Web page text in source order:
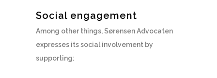
Social engagement
Among other things, Sørensen Advocaten
expresses its social involvement by
supporting: